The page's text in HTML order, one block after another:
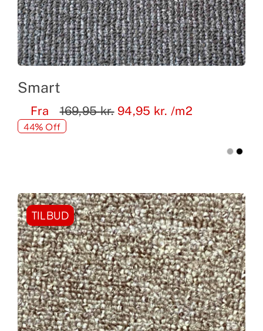
Smart
Fra 169,95kr. 94,95 kr. /m2
44% Off
TILBUD